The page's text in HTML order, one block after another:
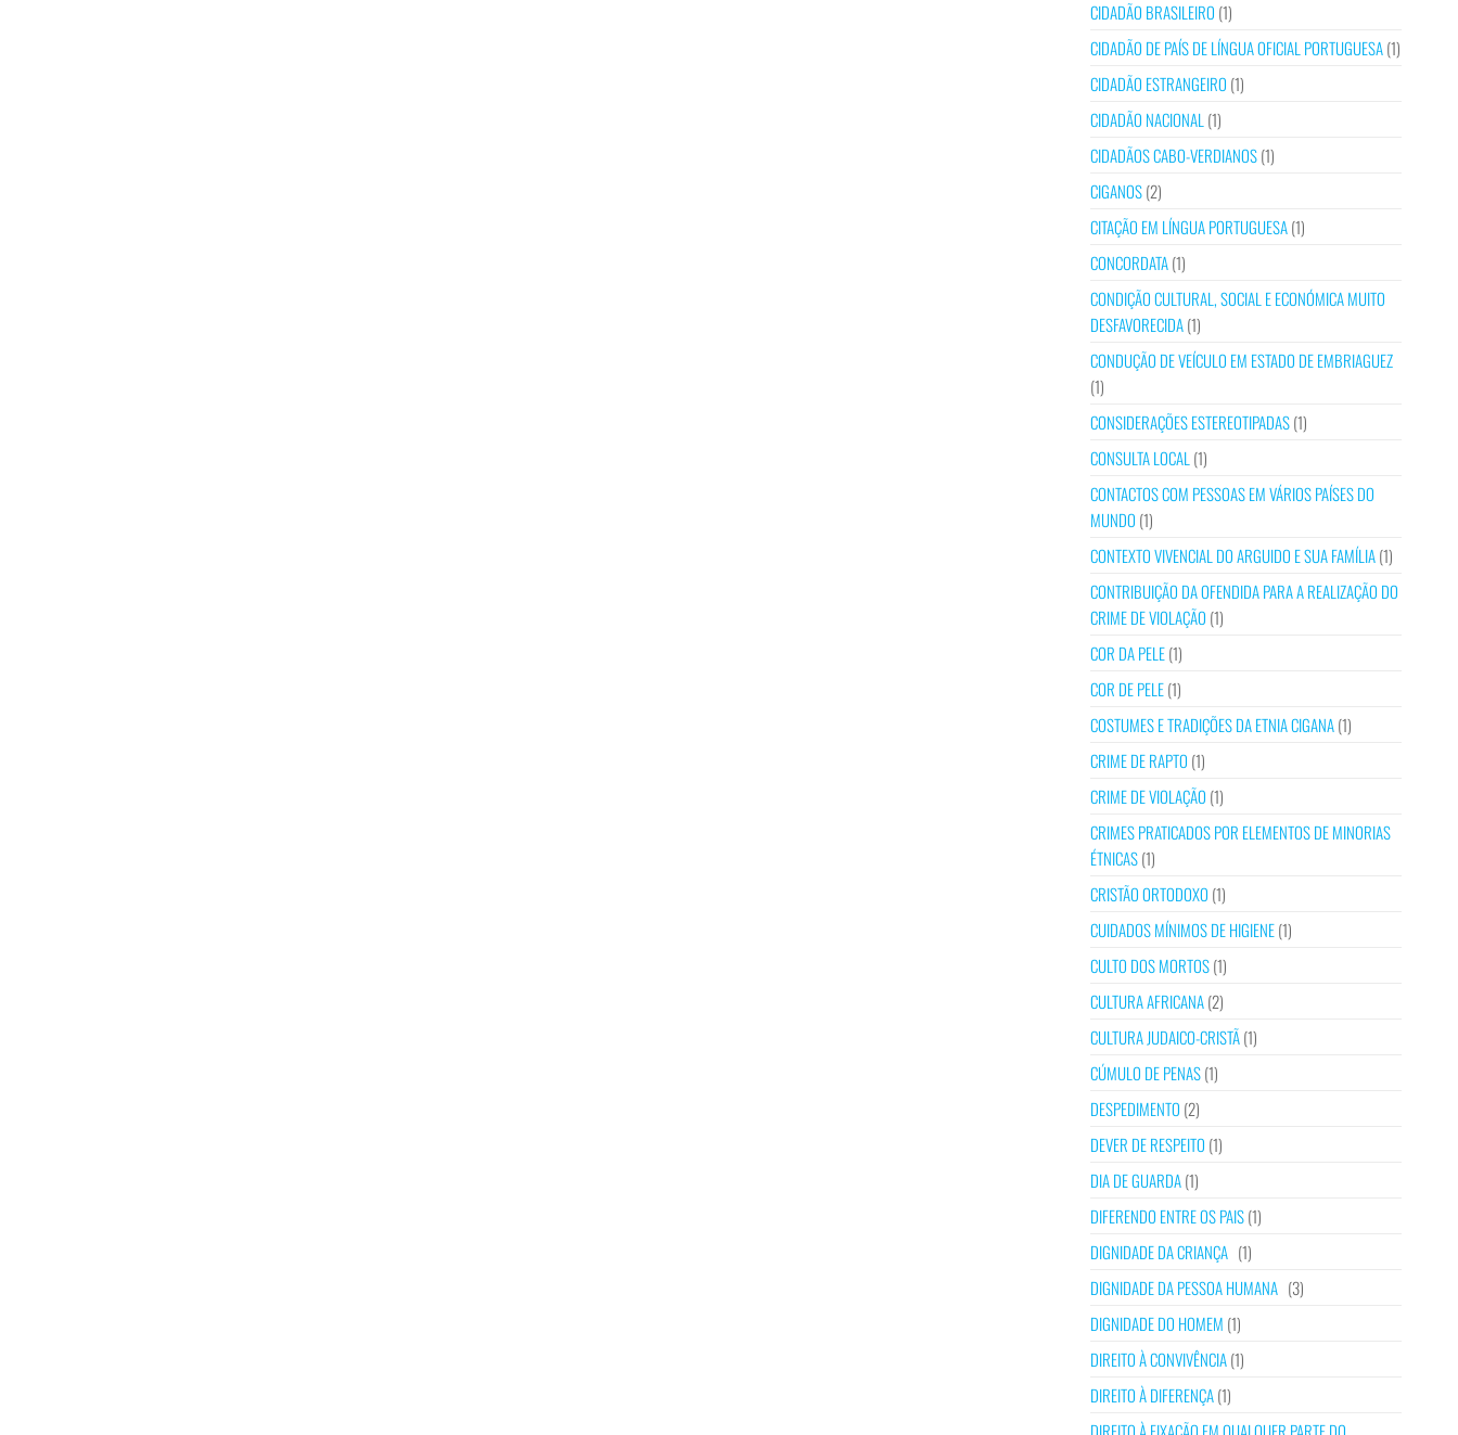
CIDADÃO BRASILEIRO (1)
CIDADÃO DE PAÍS DE LÍNGUA OFICIAL PORTUGUESA(1)
CIDADÃO ESTRANGEIRO (1)
CIDADÃO NACIONAL (1)
CIDADÃOS CABO-VERDIANOS(1)
CIGANOS(2)
CITAÇÃO EM LÍNGUA PORTUGUESA(1)
CONCORDATA(1)
CONDIÇÃO CULTURAL, SOCIAL E ECONÓMICA MUITO
DESFAVORECIDA(1)
CONDUÇÃO DE VEÍCULO EM ESTADO DE EMBRIAGUEZ
(1)
CONSIDERAÇÕES ESTEREOTIPADAS(1)
CONSULTA LOCAL (1)
CONTACTOS COM PESSOAS EM VÁRIOS PAÍSES DO
MUNDO (1)
CONTEXTO VIVENCIAL DO ARGUIDO E SUA FAMÍLIA(1)
CONTRIBUIÇÃO DA OFENDIDA PARA A REALIZAÇÃO DO
CRIME DE VIOLAÇÃO (1)
COR DA PELE(1)
COR DE PELE(1)
COSTUMES E TRADIÇÕES DA ETNIA CIGANA(1)
CRIME DE RAPTO (1)
CRIME DE VIOLAÇÃO (1)
CRIMES PRATICADOS POR ELEMENTOS DE MINORIAS
ÉTNICAS(1)
CRISTÃO ORTODOXO (1)
CUIDADOS MÍNIMOS DE HIGIENE(1)
CULTO DOS MORTOS(1)
CULTURA AFRICANA(2)
CULTURA JUDAICO-CRISTÃ(1)
CÚMULO DE PENAS(1)
DESPEDIMENTO (2)
DEVER DE RESPEITO (1)
DIA DE GUARDA(1)
DIFERENDO ENTRE OS PAIS(1)
DIGNIDADE DA CRIANÇA (1)
DIGNIDADE DA PESSOA HUMANA (3)
DIGNIDADE DO HOMEM (1)
DIREITO À CONVIVÊNCIA(1)
DIREITO À DIFERENÇA(1)